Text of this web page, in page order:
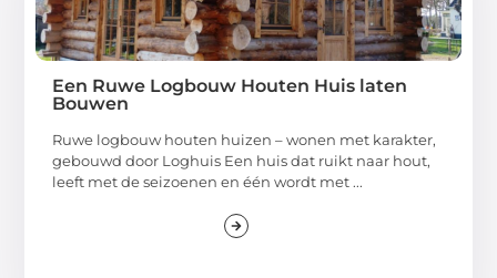
Een Ruwe Logbouw Houten Huis laten
Bouwen
Ruwe logbouw houten huizen – wonen met karakter,
gebouwd door Loghuis Een huis dat ruikt naar hout,
leeft met de seizoenen en één wordt met ...